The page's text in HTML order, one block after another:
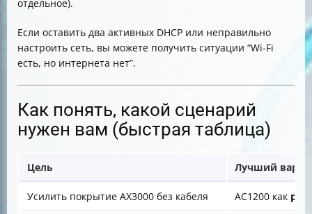
отдельное).
Если оставить два активных DHCP или неправильно
настроить сеть, вы можете получить ситуации “Wi‑Fi
есть, но интернета нет”.
Как понять, какой сценарий
нужен вам (быстрая таблица)
Цель Лучший
Усилить покрытие AX3000 без кабеля AC1200 как